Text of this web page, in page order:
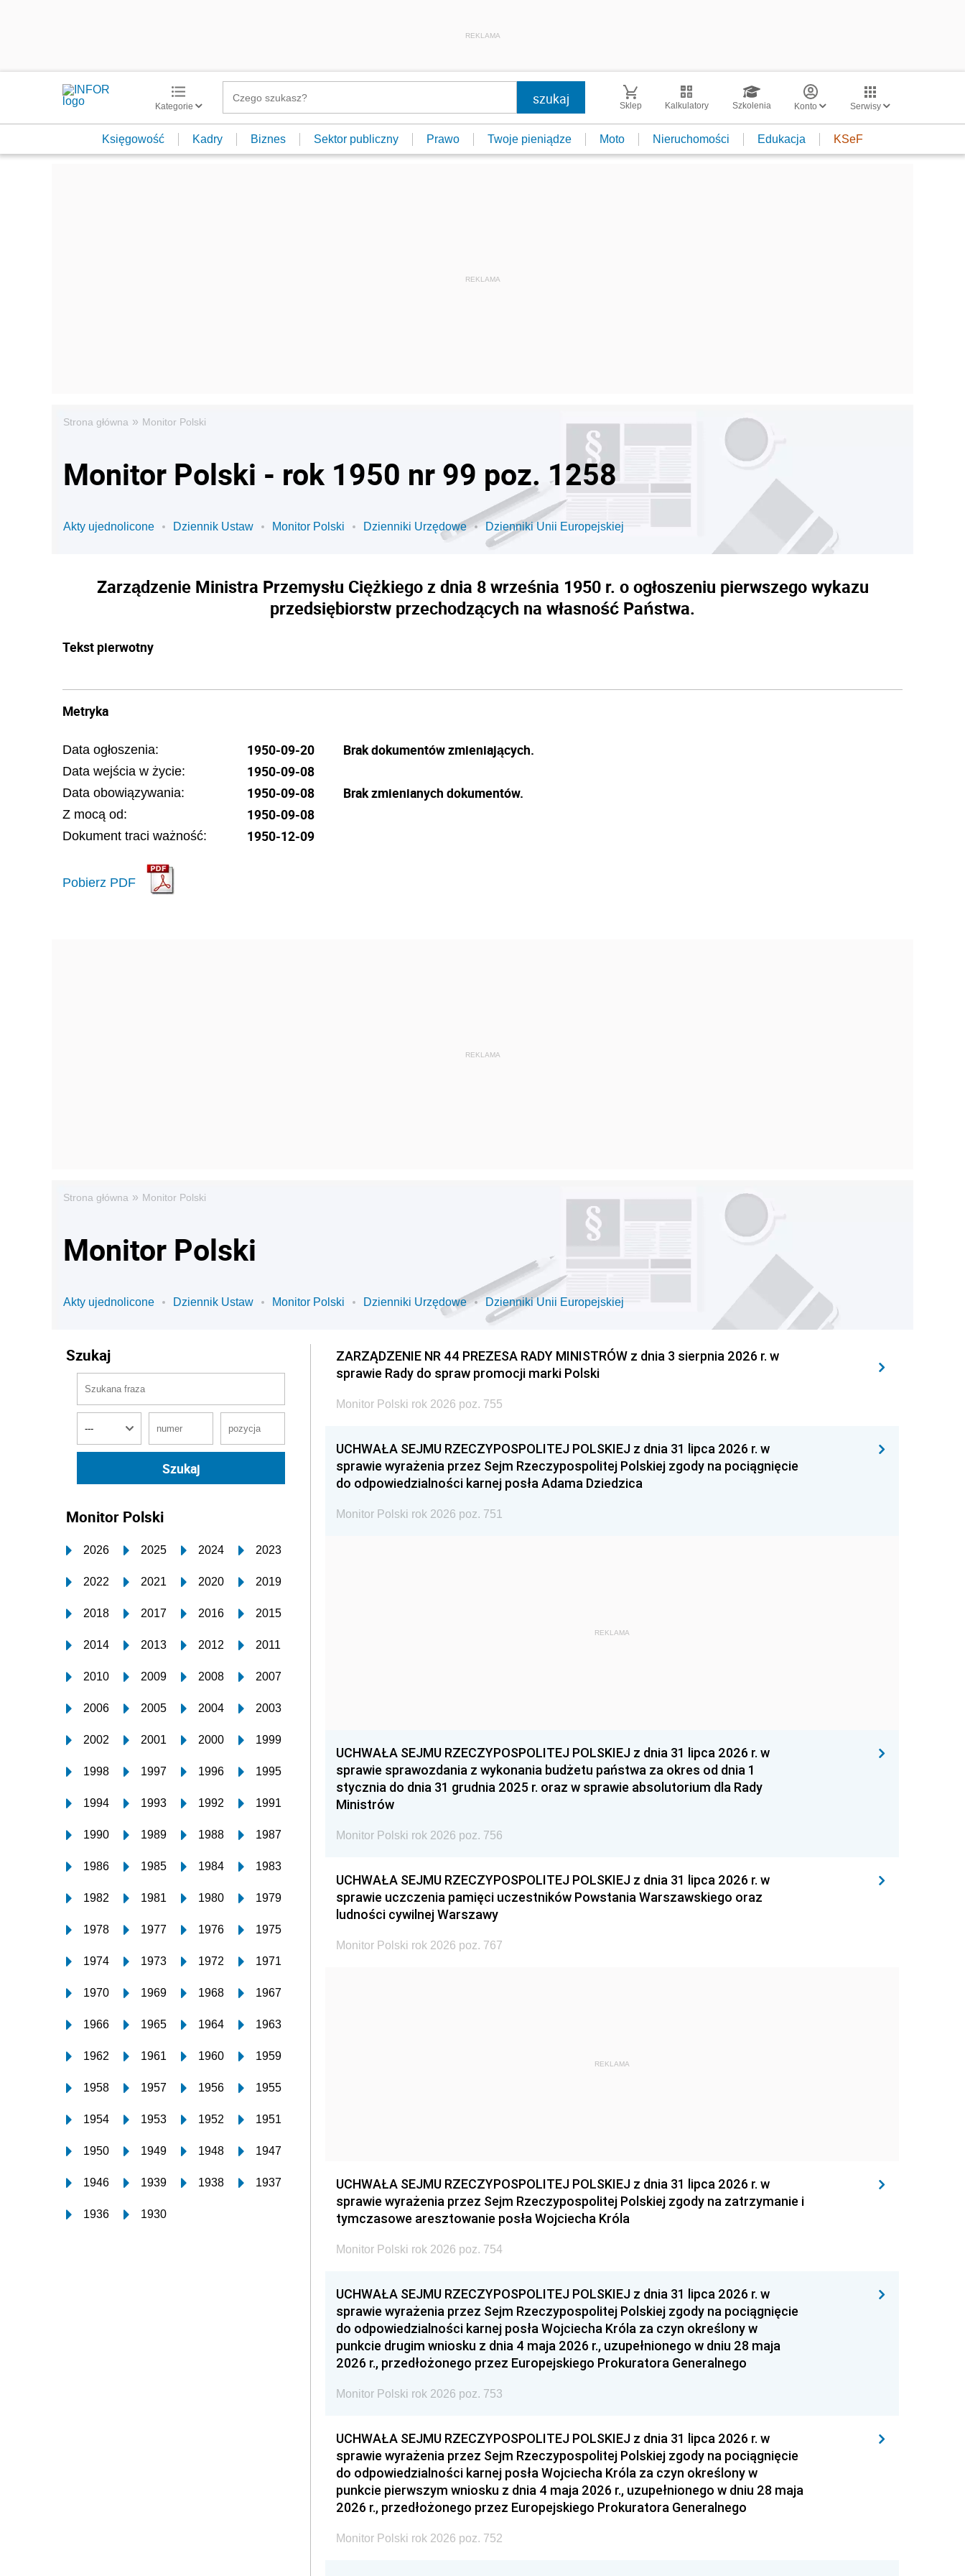
REKLAMA
Kategorie Sklep Kalkulatory Szkolenia Konto Serwisy
Księgowość Kadry Biznes Sektor publiczny Prawo Twoje pieniądze Moto Nieruchomości Edukacja KSeF
Strona główna » Monitor Polski
Monitor Polski - rok 1950 nr 99 poz. 1258
Akty ujednolicone Dziennik Ustaw Monitor Polski Dzienniki Urzędowe Dzienniki Unii Europejskiej
Zarządzenie Ministra Przemysłu Ciężkiego z dnia 8 września 1950 r. o ogłoszeniu pierwszego wykazu
przedsiębiorstw przechodzących na własność Państwa.
Tekst pierwotny
Metryka
Data ogłoszenia: 1950-09-20
Data wejścia w życie: 1950-09-08
Data obowiązywania: 1950-09-08
Z mocą od: 1950-09-08
Dokument traci ważność: 1950-12-09
Pobierz PDF
Brak dokumentów zmieniających.
Brak zmienianych dokumentów.
Strona główna » Monitor Polski
Monitor Polski
Akty ujednolicone Dziennik Ustaw Monitor Polski Dzienniki Urzędowe Dzienniki Unii Europejskiej
Szukaj
Monitor Polski
2026 2025 2024 2023
2022 2021 2020 2019
2018 2017 2016 2015
2014 2013 2012 2011
2010 2009 2008 2007
2006 2005 2004 2003
2002 2001 2000 1999
1998 1997 1996 1995
1994 1993 1992 1991
1990 1989 1988 1987
1986 1985 1984 1983
1982 1981 1980 1979
1978 1977 1976 1975
1974 1973 1972 1971
1970 1969 1968 1967
1966 1965 1964 1963
1962 1961 1960 1959
1958 1957 1956 1955
1954 1953 1952 1951
1950 1949 1948 1947
1946 1939 1938 1937
1936 1930
ZARZĄDZENIE NR 44 PREZESA RADY MINISTRÓW z dnia 3 sierpnia 2026 r. w
sprawie Rady do spraw promocji marki Polski
Monitor Polski rok 2026 poz. 755
UCHWAŁA SEJMU RZECZYPOSPOLITEJ POLSKIEJ z dnia 31 lipca 2026 r. w
sprawie wyrażenia przez Sejm Rzeczypospolitej Polskiej zgody na pociągnięcie
do odpowiedzialności karnej posła Adama Dziedzica
Monitor Polski rok 2026 poz. 751
REKLAMA
UCHWAŁA SEJMU RZECZYPOSPOLITEJ POLSKIEJ z dnia 31 lipca 2026 r. w
sprawie sprawozdania z wykonania budżetu państwa za okres od dnia 1
stycznia do dnia 31 grudnia 2025 r. oraz w sprawie absolutorium dla Rady
Ministrów
Monitor Polski rok 2026 poz. 756
UCHWAŁA SEJMU RZECZYPOSPOLITEJ POLSKIEJ z dnia 31 lipca 2026 r. w
sprawie uczczenia pamięci uczestników Powstania Warszawskiego oraz
ludności cywilnej Warszawy
Monitor Polski rok 2026 poz. 767
REKLAMA
UCHWAŁA SEJMU RZECZYPOSPOLITEJ POLSKIEJ z dnia 31 lipca 2026 r. w
sprawie wyrażenia przez Sejm Rzeczypospolitej Polskiej zgody na zatrzymanie i
tymczasowe aresztowanie posła Wojciecha Króla
Monitor Polski rok 2026 poz. 754
UCHWAŁA SEJMU RZECZYPOSPOLITEJ POLSKIEJ z dnia 31 lipca 2026 r. w
sprawie wyrażenia przez Sejm Rzeczypospolitej Polskiej zgody na pociągnięcie
do odpowiedzialności karnej posła Wojciecha Króla za czyn określony w
punkcie drugim wniosku z dnia 4 maja 2026 r., uzupełnionego w dniu 28 maja
2026 r., przedłożonego przez Europejskiego Prokuratora Generalnego
Monitor Polski rok 2026 poz. 753
UCHWAŁA SEJMU RZECZYPOSPOLITEJ POLSKIEJ z dnia 31 lipca 2026 r. w
sprawie wyrażenia przez Sejm Rzeczypospolitej Polskiej zgody na pociągnięcie
do odpowiedzialności karnej posła Wojciecha Króla za czyn określony w
punkcie pierwszym wniosku z dnia 4 maja 2026 r., uzupełnionego w dniu 28 maja
2026 r., przedłożonego przez Europejskiego Prokuratora Generalnego
Monitor Polski rok 2026 poz. 752